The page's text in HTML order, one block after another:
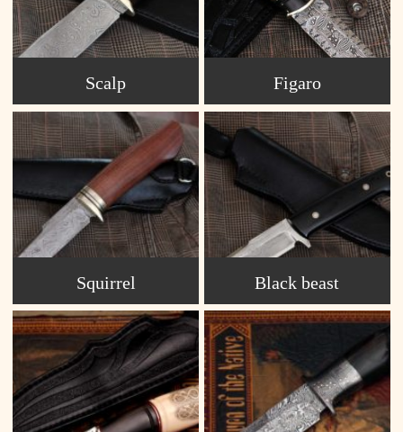
Scalp Figaro
Squirrel Black beast